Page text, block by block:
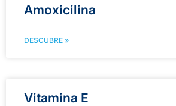
Amoxicilina
DESCUBRE »
Vitamina E